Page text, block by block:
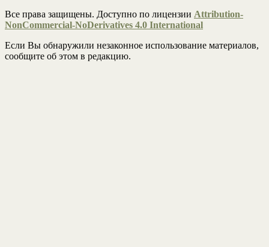
Все права защищены. Доступно по лицензии Attribution-
NonCommercial-NoDerivatives 4.0 International
Если Вы обнаружили незаконное использование материалов,
сообщите об этом в редакцию.